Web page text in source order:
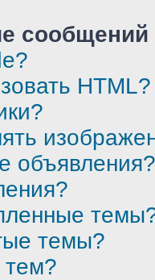
HTML?
объявления?
темы?
тем?